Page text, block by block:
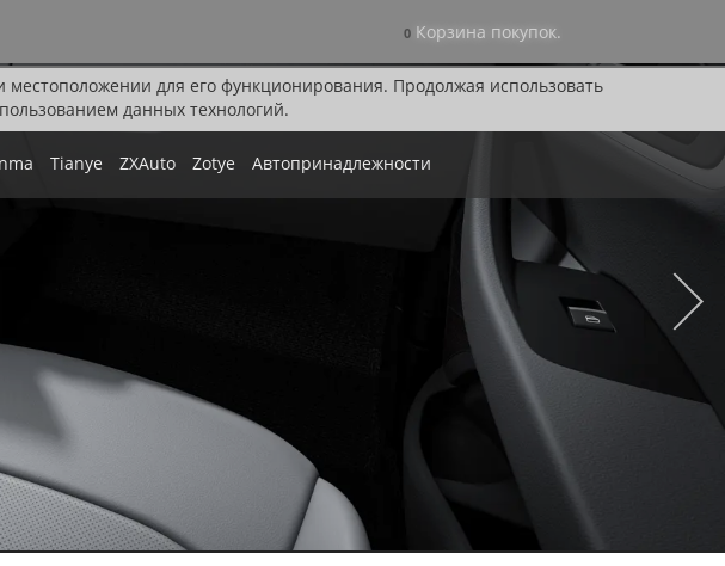
для его функционирования. Продолжая использовать
данных технологий.
0 Корзина покупок.
Tianye ZXAuto Zotye Автопринадлежности